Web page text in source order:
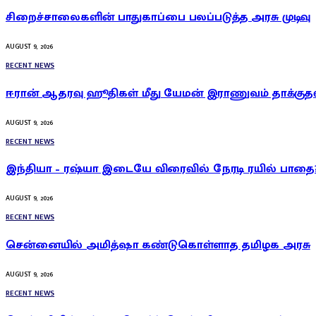
சிறைச்சாலைகளின் பாதுகாப்பை பலப்படுத்த அரசு முடிவு
AUGUST 9, 2026
RECENT NEWS
ஈரான் ஆதரவு ஹூதிகள் மீது யேமன் இராணுவம்
AUGUST 9, 2026
RECENT NEWS
இந்தியா – ரஷ்யா இடையே விரைவில் நேரடி ரயில்
AUGUST 9, 2026
RECENT NEWS
சென்னையில் அமித்ஷா கண்டுகொள்ளாத தமிழக அரசு
AUGUST 9, 2026
RECENT NEWS